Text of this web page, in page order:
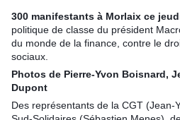
300 manifestants à Morlaix ce
politique de classe du président
du monde de la finance, contre le
sociaux.
Photos de Pierre-Yvon Boisnard,
Dupont
Des représentants de la CGT (Jean-